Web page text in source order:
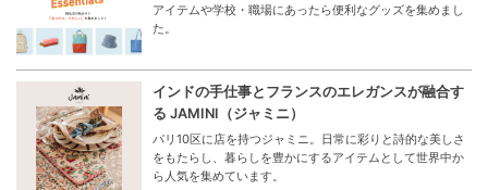
アイテムや学校・職場にあったら便利なグッズを集めまし
た。
インドの手仕事とフランスのエレガンスが融合す
る JAMINI（ジャミニ）
パリ10区に店を持つジャミニ。日常に彩りと詩的な美しさ
をもたらし、暮らしを豊かにするアイテムとして世界中か
ら人気を集めています。